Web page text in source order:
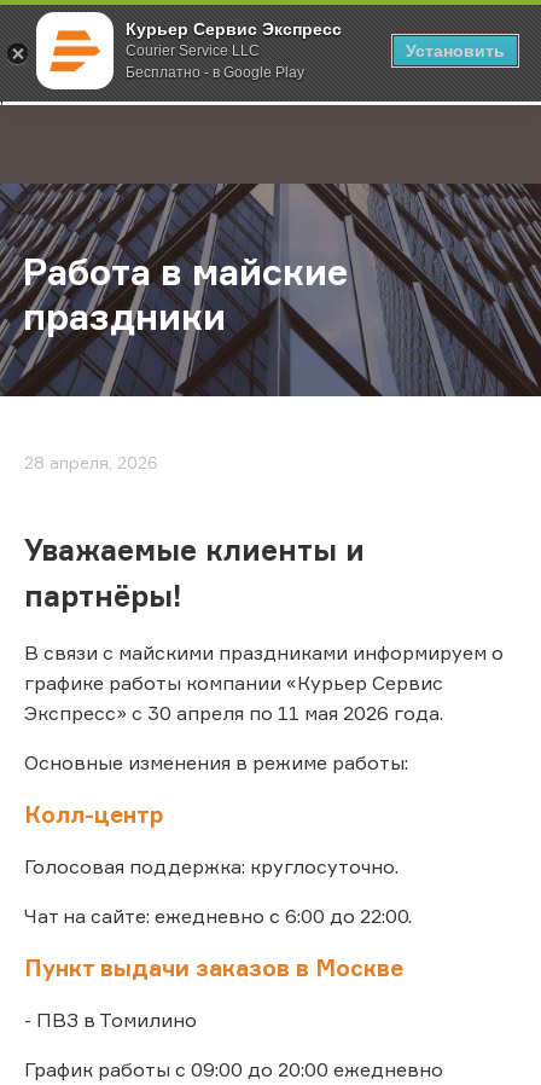
Курьер Сервис Экспресс
Courier Service LLC
Бесплатно - в Google Play
Установить
;
Главная О компании Новости Работа в майские праздники
Работа в майские
праздники
28 апреля, 2026
Уважаемые клиенты и
партнёры!
В связи с майскими праздниками информируем о
графике работы компании «Курьер Сервис
Экспресс» с 30 апреля по 11 мая 2026 года.
Основные изменения в режиме работы:
Колл-центр
Голосовая поддержка: круглосуточно.
Чат на сайте: ежедневно с 6:00 до 22:00.
Пункт выдачи заказов в Москве
- ПВЗ в Томилино
График работы с 09:00 до 20:00 ежедневно